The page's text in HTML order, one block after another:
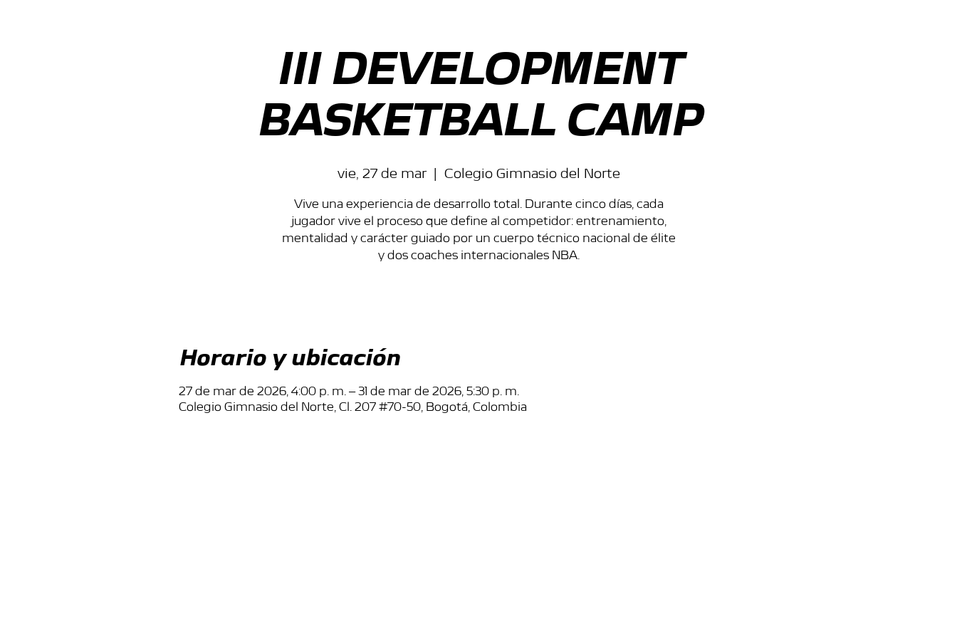
III DEVELOPMENT
BASKETBALL CAMP
vie, 27 de mar
  |
Colegio Gimnasio del Norte
Vive una experiencia de desarrollo total. Durante cinco días, cada
jugador vive el proceso que define al competidor: entrenamiento,
mentalidad y carácter guiado por un cuerpo técnico nacional de élite
y dos coaches internacionales NBA.
Horario y ubicación
27 de mar de 2026, 4:00 p. m. – 31 de mar de 2026, 5:30 p. m.
Colegio Gimnasio del Norte, Cl. 207 #70-50, Bogotá, Colombia